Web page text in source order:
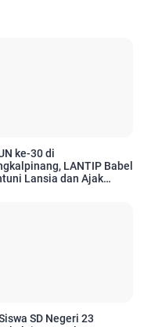
ke-30 di
LANTIP Babel
Lansia dan Ajak
SD Negeri 23